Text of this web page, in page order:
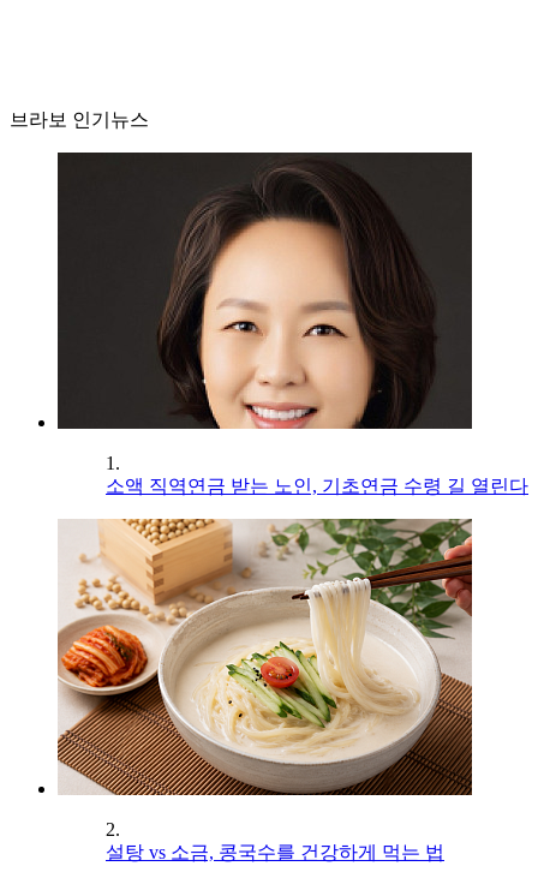
브라보 인기뉴스
1.
소액 직역연금 받는 노인, 기초연금 수령 길 열린다
2.
설탕 vs 소금, 콩국수를 건강하게 먹는 법